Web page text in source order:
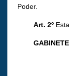
Poder.
Art. 2º